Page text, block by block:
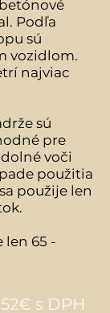
Podľa
sú
vozidlom.
najviac
sú
pre
voči
použitia
použije len
len 65 -
s DPH